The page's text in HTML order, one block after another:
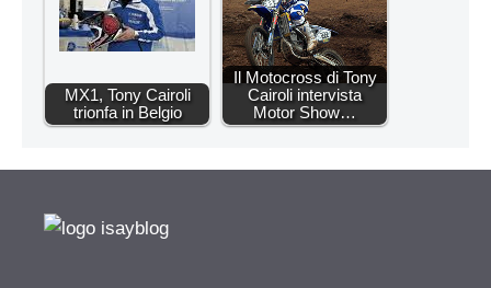
MX1, Tony Cairoli
trionfa in Belgio
Il Motocross di Tony
Cairoli intervista
Motor Show…